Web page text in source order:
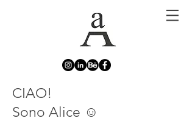
CIAO!
Sono Alice ☺